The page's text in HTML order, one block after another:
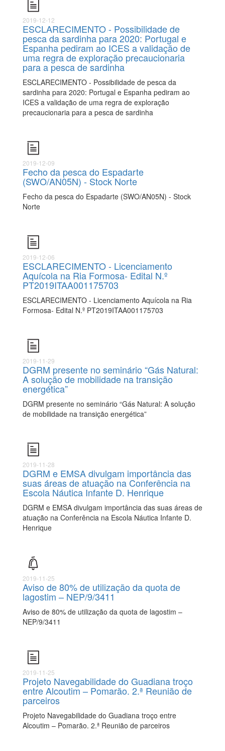
2019-12-12
ESCLARECIMENTO - Possibilidade de
pesca da sardinha para 2020: Portugal e
Espanha pediram ao ICES a validação de
uma regra de exploração precaucionaria
para a pesca de sardinha
ESCLARECIMENTO - Possibilidade de pesca da
sardinha para 2020: Portugal e Espanha pediram ao
ICES a validação de uma regra de exploração
precaucionaria para a pesca de sardinha
2019-12-09
Fecho da pesca do Espadarte
(SWO/AN05N) - Stock Norte
Fecho da pesca do Espadarte (SWO/AN05N) - Stock
Norte
2019-12-06
ESCLARECIMENTO - Licenciamento
Aquícola na Ria Formosa- Edital N.º
PT2019ITAA001175703
ESCLARECIMENTO - Licenciamento Aquícola na Ria
Formosa- Edital N.º PT2019ITAA001175703
2019-11-29
DGRM presente no seminário “Gás Natural:
A solução de mobilidade na transição
energética”
DGRM presente no seminário “Gás Natural: A solução
de mobilidade na transição energética”
2019-11-28
DGRM e EMSA divulgam importância das
suas áreas de atuação na Conferência na
Escola Náutica Infante D. Henrique
DGRM e EMSA divulgam importância das suas áreas de
atuação na Conferência na Escola Náutica Infante D.
Henrique
2019-11-25
Aviso de 80% de utilização da quota de
lagostim – NEP/9/3411
Aviso de 80% de utilização da quota de lagostim –
NEP/9/3411
2019-11-25
Projeto Navegabilidade do Guadiana troço
entre Alcoutim – Pomarão. 2.ª Reunião de
parceiros
Projeto Navegabilidade do Guadiana troço entre
Alcoutim – Pomarão. 2.ª Reunião de parceiros